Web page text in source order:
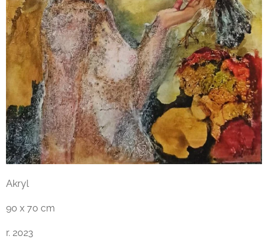
Akryl
90 x 70 cm
r. 2023